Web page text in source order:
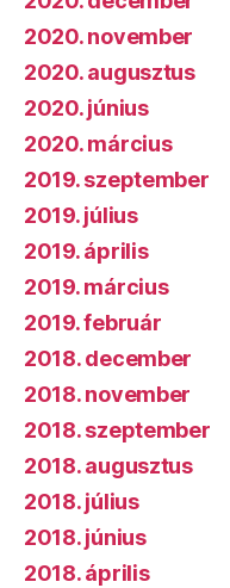
2020. november
2020. augusztus
2020. június
2020. március
2019. szeptember
2019. július
2019. április
2019. március
2019. február
2018. december
2018. november
2018. szeptember
2018. augusztus
2018. július
2018. június
2018. április